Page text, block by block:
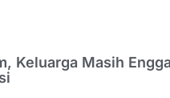
Keluarga Masih